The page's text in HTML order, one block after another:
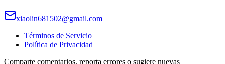
xiaolin681502@gmail.com
Términos de Servicio
Política de Privacidad
Comparte comentarios, reporta errores o sugiere nuevas